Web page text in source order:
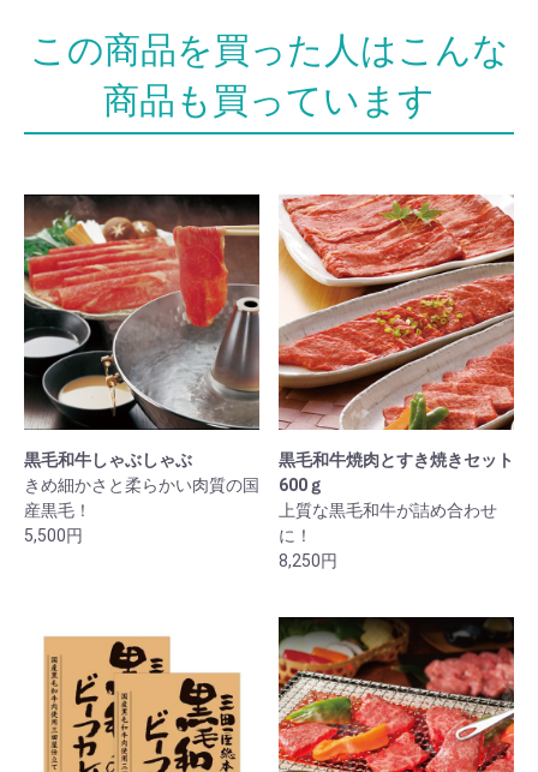
黒毛和牛しゃぶしゃぶ
きめ細かさと柔らかい肉質の国
産黒毛！
5,500円
黒毛和牛焼肉とすき焼きセット
600ｇ
上質な黒毛和牛が詰め合わせ
に！
8,250円